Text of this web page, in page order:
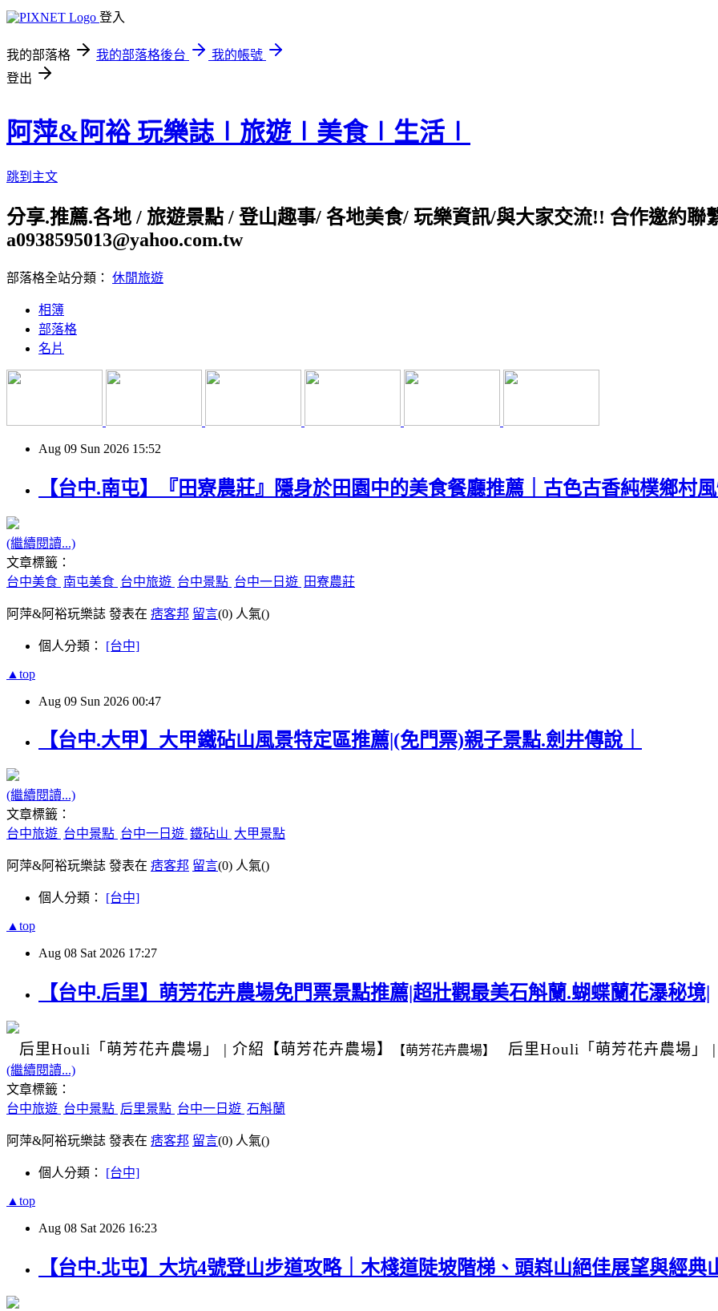
登入
我的部落格 我的部落格後台
我的帳號
登出
阿萍&阿裕 玩樂誌∣旅遊∣美食∣生活∣
跳到主文
分享.推薦.各地 / 旅遊景點 / 登山趣事/ 各地美食/ 玩樂資訊/與大家交流!! 合作邀約聯
a0938595013@yahoo.com.tw
部落格全站分類： 休閒旅遊
相簿
部落格
名片
Aug 09 Sun 2026 15:52
【台中.南屯】『田寮農莊』隱身於田園中的美食餐廳推薦｜古色古香純樸鄉村
(繼續閱讀...)
文章標籤：
台中美食 南屯美食 台中旅遊 台中景點 台中一日遊 田寮農莊
阿萍&阿裕玩樂誌 發表在 痞客邦 留言(0) 人氣()
個人分類： [台中]
▲top
Aug 09 Sun 2026 00:47
【台中.大甲】大甲鐵砧山風景特定區推薦|(免門票)親子景點.劍井傳說｜
(繼續閱讀...)
文章標籤：
台中旅遊 台中景點 台中一日遊 鐵砧山 大甲景點
阿萍&阿裕玩樂誌 發表在 痞客邦 留言(0) 人氣()
個人分類： [台中]
▲top
Aug 08 Sat 2026 17:27
【台中.后里】萌芳花卉農場免門票景點推薦|超壯觀最美石斛蘭.蝴蝶蘭花瀑秘境|
后里Houli 「萌芳花卉農場」 | 介紹 【萌芳花卉農場】 【萌芳花卉農場】 后里Houli 「萌芳花卉農場」
(繼續閱讀...)
文章標籤：
台中旅遊 台中景點 后里景點 台中一日遊 石斛蘭
阿萍&阿裕玩樂誌 發表在 痞客邦 留言(0) 人氣()
個人分類： [台中]
▲top
Aug 08 Sat 2026 16:23
【台中.北屯】大坑4號登山步道攻略｜木棧道陡坡階梯、頭嵙山絕佳展望與經典